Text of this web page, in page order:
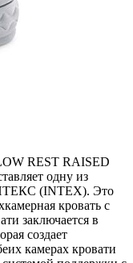
REST RAISED
одну из
(INTEX). Это
кровать с
заключается в
создает
камерах кровати